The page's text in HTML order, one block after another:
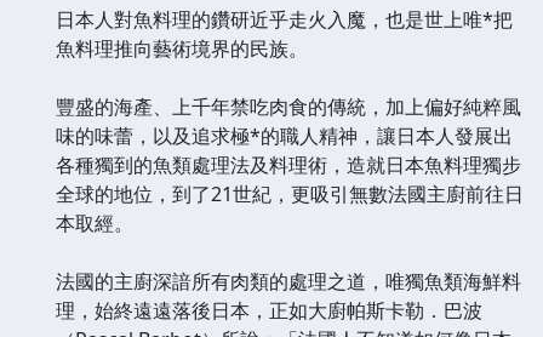
日本人對魚料理的鑽研近乎走火入魔，也是世上唯*把
魚料理推向藝術境界的民族。
豐盛的海產、上千年禁吃肉食的傳統，加上偏好純粹風
味的味蕾，以及追求極*的職人精神，讓日本人發展出
各種獨到的魚類處理法及料理術，造就日本魚料理獨步
全球的地位，到了21世紀，更吸引無數法國主廚前往日
本取經。
法國的主廚深諳所有肉類的處理之道，唯獨魚類海鮮料
理，始終遠遠落後日本，正如大廚帕斯卡勒．巴波